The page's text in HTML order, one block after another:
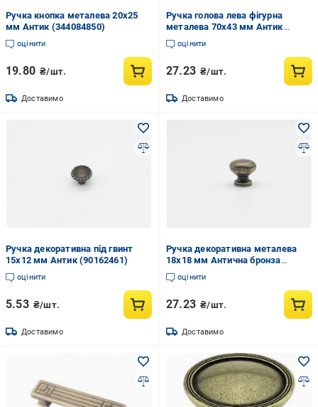
Ручка кнопка металева 20х25
мм Антик (344084850)
оцінити
19.80 ₴/шт.
Доставимо
Ручка голова лева фігурна
металева 70х43 мм Антик
(89585222)
оцінити
27.23 ₴/шт.
Доставимо
Ручка декоративна під гвинт
15х12 мм Антик (90162461)
оцінити
5.53 ₴/шт.
Доставимо
Ручка декоративна металева
18х18 мм Антична бронза
(90971224)
оцінити
27.23 ₴/шт.
Доставимо